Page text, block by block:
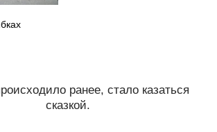
ранее, стало казаться
сказкой.